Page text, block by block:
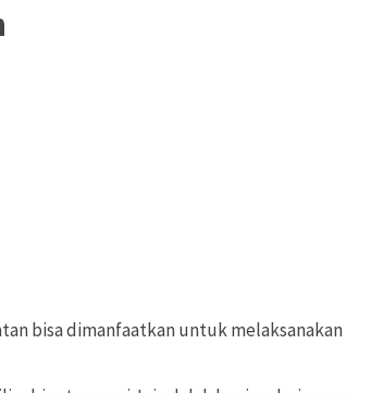
bisa dimanfaatkan untuk melaksanakan